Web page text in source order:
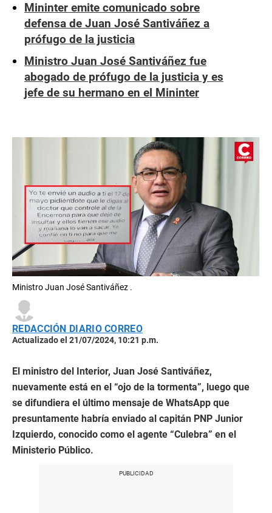
Mininter emite comunicado sobre
defensa de Juan José Santiváñez a
prófugo de la justicia
Ministro Juan José Santiváñez fue
abogado de prófugo de la justicia y es
jefe de su hermano en el Mininter
Ministro Juan José Santiváñez .
REDACCIÓN DIARIO CORREO
Actualizado el 21/07/2024, 10:21 p.m.
El ministro del Interior, Juan José Santiváñez,
nuevamente está en el “ojo de la tormenta”, luego que
se difundiera el último mensaje de WhatsApp que
presuntamente habría enviado al capitán PNP Junior
Izquierdo, conocido como el agente “Culebra” en el
Ministerio Público.